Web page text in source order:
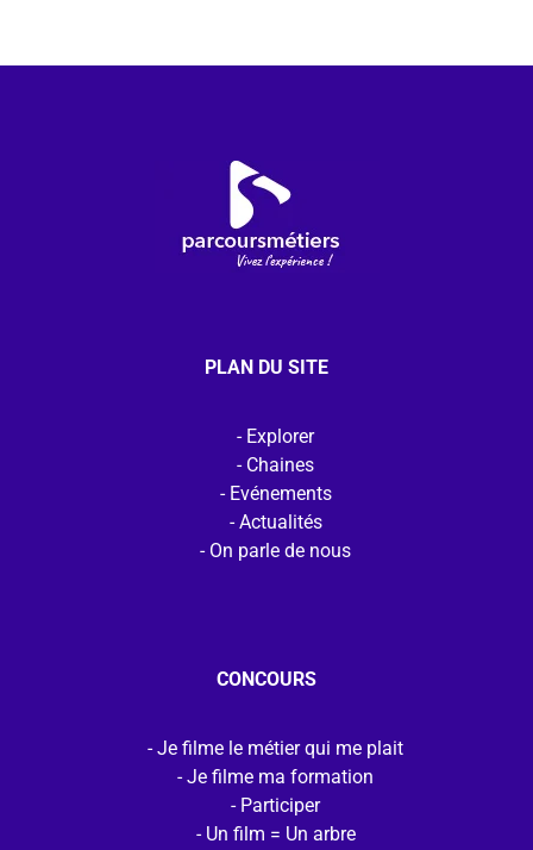
PLAN DU SITE
Explorer
Chaines
Evénements
Actualités
On parle de nous
CONCOURS
Je filme le métier qui me plait
Je filme ma formation
Participer
Un film = Un arbre